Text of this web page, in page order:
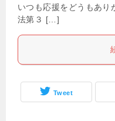
いつも応援をどうもあり
法第３ […]
Tweet